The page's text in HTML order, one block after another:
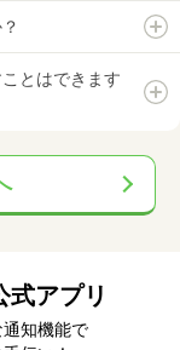
とはできます
式アプリ
知機能で